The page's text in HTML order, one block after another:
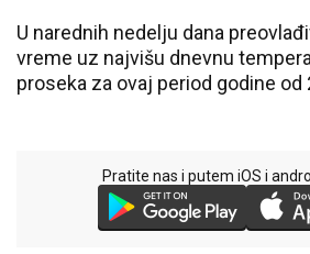
U narednih nedelju dana
vreme uz najvišu dnevnu
proseka za ovaj period godine od
Pratite nas i putem iOS i